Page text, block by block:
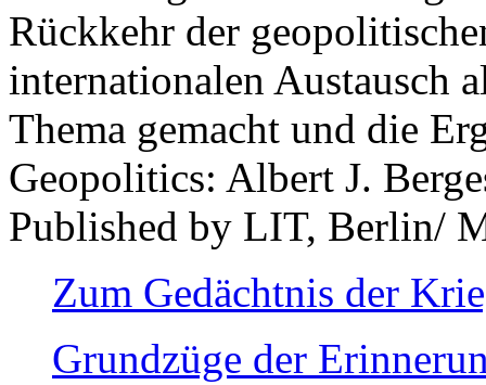
Rückkehr der
internationalen Austausch
Thema gemacht und die
Geopolitics: Albert J.
Published by LIT, Berlin/
Zum Gedächtnis der
Grundzüge der